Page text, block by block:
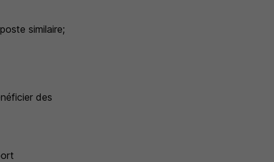
similaire;
des